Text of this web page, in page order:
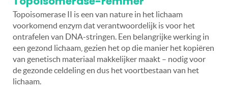
Topoisomerase II is een van nature in het lichaam
voorkomend enzym dat verantwoordelijk is voor het
ontrafelen van DNA-stringen. Een belangrijke werking in
een gezond lichaam, gezien het op die manier het kopiëren
van genetisch materiaal makkelijker maakt – nodig voor
de gezonde celdeling en dus het voortbestaan van het
lichaam.